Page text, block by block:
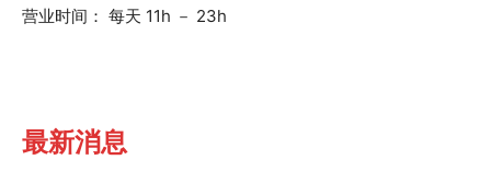
营业时间： 每天 11h － 23h
最新消息